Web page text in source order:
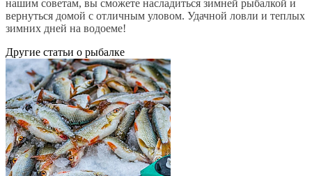
нашим советам, вы сможете насладиться зимней рыбалкой и
вернуться домой с отличным уловом. Удачной ловли и теплых
зимних дней на водоеме!
Другие статьи о рыбалке